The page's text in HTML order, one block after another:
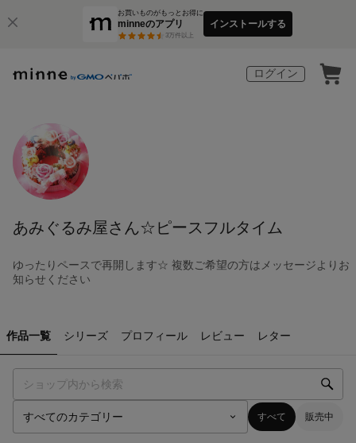
お買いものがもっとお得に
minneのアプリ
3万件以上
インストールする
ログイン
あみぐるみ屋さん☆ピースフルタイム
ゆったりペースで再開します☆ 複数ご希望の方はメッセージよりお
知らせください
作品一覧 シリーズ プロフィール レビュー レター
すべて 販売中